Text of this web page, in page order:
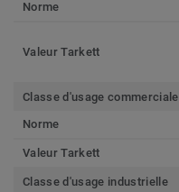
Norme
Valeur Tarkett
Classe d'usage commerciale
Norme
Valeur Tarkett
Classe d'usage industrielle